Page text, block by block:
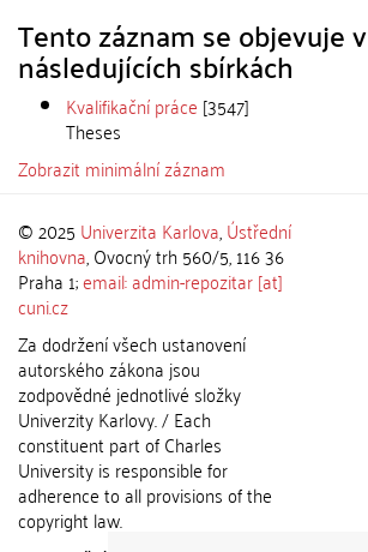
Tento záznam se objevuje v
následujících sbírkách
Kvalifikační práce [3547]
Theses
Zobrazit minimální záznam
© 2025 Univerzita Karlova,Ústřední
knihovna, Ovocný trh 560/5, 116 36
Praha 1;email: admin-repozitar [at]
cuni.cz
Za dodržení všech ustanovení
autorského zákona jsou
zodpovědné jednotlivé složky
Univerzity Karlovy. / Each
constituent part of Charles
University is responsible for
adherence to all provisions of the
copyright law.